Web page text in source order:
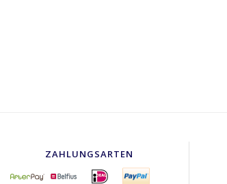
ZAHLUNGSARTEN